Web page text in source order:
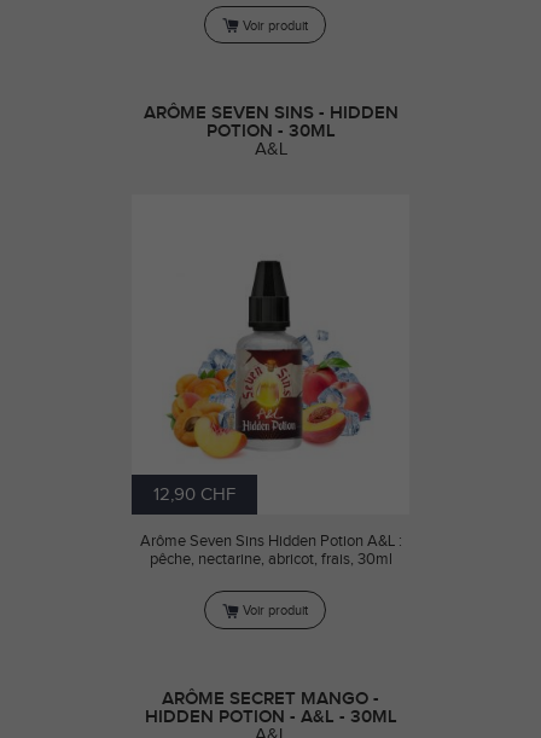
Voir produit
ARÔME SEVEN SINS - HIDDEN
POTION - 30ML
A&L
12,90 CHF
Arôme Seven Sins Hidden Potion A&L :
pêche, nectarine, abricot, frais, 30ml
Voir produit
ARÔME SECRET MANGO -
HIDDEN POTION - A&L - 30ML